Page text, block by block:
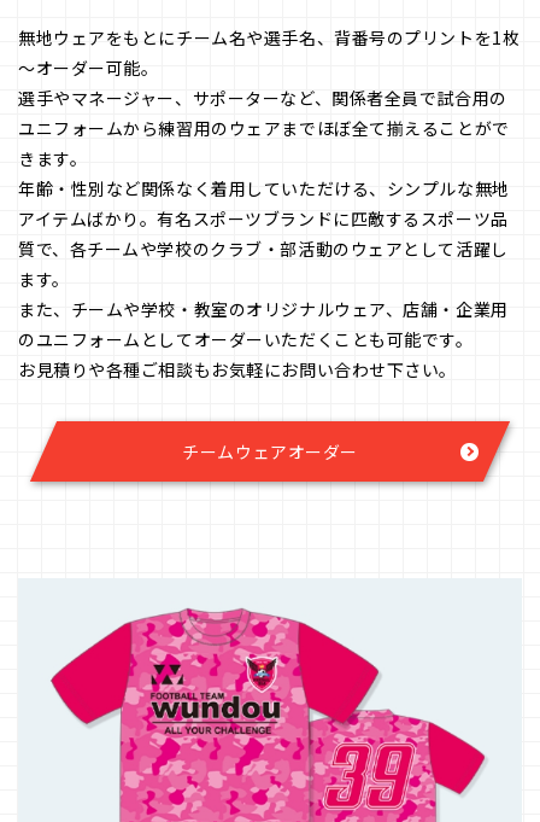
無地ウェアをもとにチーム名や選手名、背番号のプリントを1枚
～オーダー可能。
選手やマネージャー、サポーターなど、関係者全員で試合用の
ユニフォームから練習用のウェアまでほぼ全て揃えることがで
きます。
年齢・性別など関係なく着用していただける、シンプルな無地
アイテムばかり。有名スポーツブランドに匹敵するスポーツ品
質で、各チームや学校のクラブ・部活動のウェアとして活躍し
ます。
また、チームや学校・教室のオリジナルウェア、店舗・企業用
のユニフォームとしてオーダーいただくことも可能です。
お見積りや各種ご相談もお気軽にお問い合わせ下さい。
チームウェアオーダー